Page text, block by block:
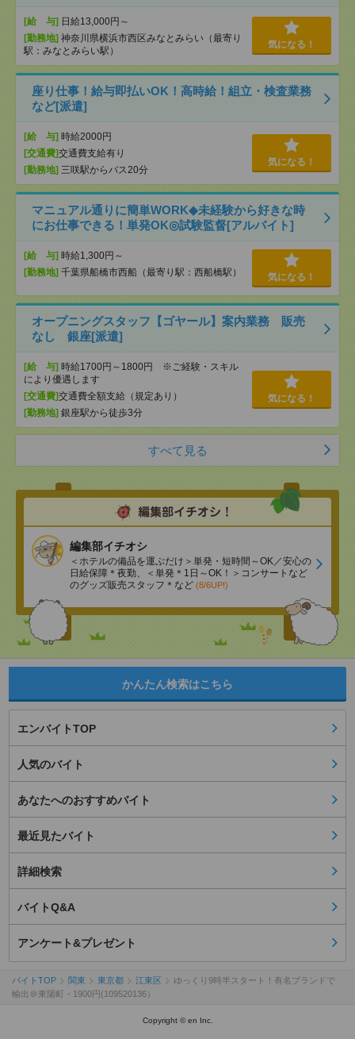
[給 与] 日給13,000円～
[勤務地] 神奈川県横浜市西区みなとみらい（最寄り
駅：みなとみらい駅）
気になる！
座り仕事！給与即払いOK！高時給！組立・検査業務
など[派遣]
[給 与] 時給2000円
[交通費]交通費支給有り
[勤務地] 三咲駅からバス20分
気になる！
マニュアル通りに簡単WORK◆未経験から好きな時
にお仕事できる！単発OK◎試験監督[アルバイト]
[給 与] 時給1,300円～
[勤務地] 千葉県船橋市西船（最寄り駅：西船橋駅） 気になる！
オープニングスタッフ【ゴヤール】案内業務 販売
なし 銀座[派遣]
[給 与] 時給1700円～1800円 ※ご経験・スキル
により優遇します
[交通費]交通費全額支給（規定あり）
[勤務地] 銀座駅から徒歩3分
気になる！
すべて見る
編集部イチオシ
＜ホテルの備品を運ぶだけ＞単発・短時間～OK／安心の
日給保障＊夜勤、＜単発＊1日～OK！＞コンサートなど
のグッズ販売スタッフ＊など (8/6UP!)
かんたん検索はこちら
エンバイトTOP
人気のバイト
あなたへのおすすめバイト
最近見たバイト
詳細検索
バイトQ&A
アンケート&プレゼント
バイトTOP 関東 東京都 江東区
ゆっくり9時半スタート！有名ブランドで
輸出＠東陽町・1900円(109520136）
Copyright © en Inc.